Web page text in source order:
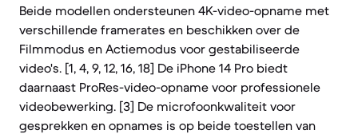
Beide modellen ondersteunen 4K-video-opname met
verschillende framerates en beschikken over de
Filmmodus en Actiemodus voor gestabiliseerde
video's. [1, 4, 9, 12, 16, 18] De iPhone 14 Pro biedt
daarnaast ProRes-video-opname voor professionele
videobewerking. [3] De microfoonkwaliteit voor
gesprekken en opnames is op beide toestellen van